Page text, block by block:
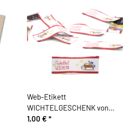
Web-Etikett
WICHTELGESCHENK von
Acufactum
1,00 € *